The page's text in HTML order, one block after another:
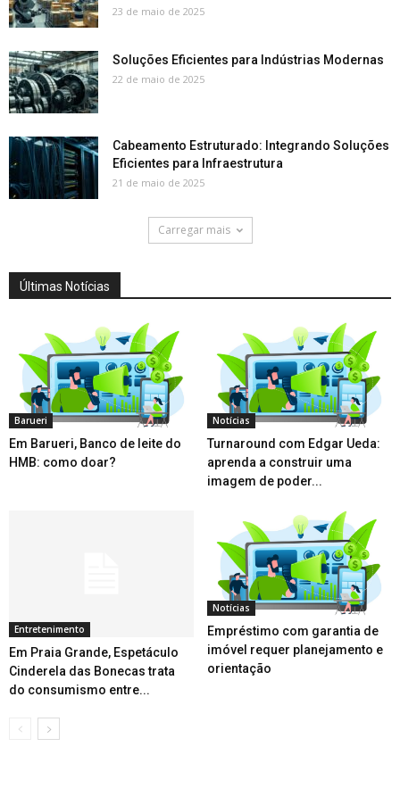
23 de maio de 2025
Soluções Eficientes para Indústrias Modernas
22 de maio de 2025
Cabeamento Estruturado: Integrando Soluções
Eficientes para Infraestrutura
21 de maio de 2025
Carregar mais
Últimas Notícias
Barueri
Em Barueri, Banco de leite do
HMB: como doar?
Notícias
Turnaround com Edgar Ueda:
aprenda a construir uma
imagem de poder...
Entretenimento
Em Praia Grande, Espetáculo
Cinderela das Bonecas trata
do consumismo entre...
Notícias
Empréstimo com garantia de
imóvel requer planejamento e
orientação